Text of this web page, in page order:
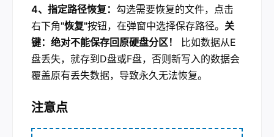
4、指定路径恢复： 勾选需要恢复的文件，点击
右下角"恢复"按钮，在弹窗中选择保存路径。 关
键：绝对不能保存回原硬盘分区！
比如数据从E
盘丢失，就存到D盘或F盘，否则新写入的数据会
覆盖原有丢失数据，导致永久无法恢复。
注意点